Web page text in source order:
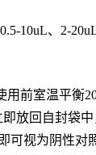
0.5-10uL、2-
用前室温平衡
放回自封袋中
可视为阴性对